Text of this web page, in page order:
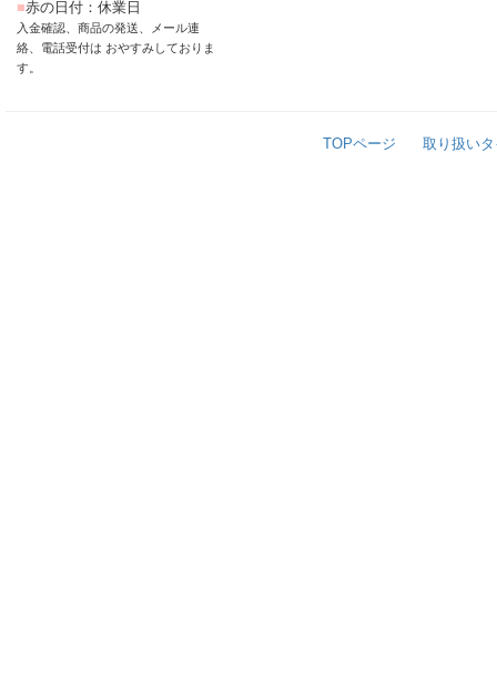
■赤の日付：休業日
入金確認、商品の発送、メール連
絡、電話受付は おやすみしておりま
す。
TOPページ 取り扱い